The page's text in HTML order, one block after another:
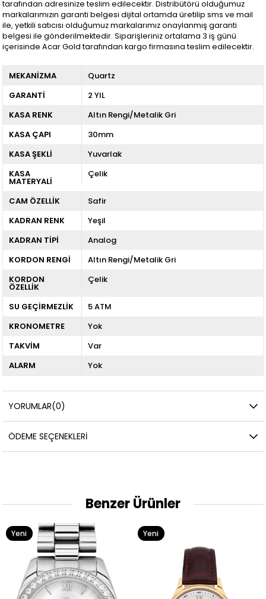
tarafından adresinize teslim edilecektir. Distribütörü olduğumuz
markalarımızın garanti belgesi dijital ortamda üretilip sms ve mail
ile, yetkili satıcısı olduğumuz markalarımız onaylanmış garanti
belgesi ile gönderilmektedir. Siparişleriniz ortalama 3 iş günü
içerisinde Acar Gold tarafından kargo firmasına teslim edilecektir.
MEKANİZMA
Quartz
GARANTİ
2 YIL
KASA RENK
Altın Rengi/Metalik Gri
KASA ÇAPI
30mm
KASA ŞEKLİ
Yuvarlak
KASA
MATERYALİ
Çelik
CAM ÖZELLİK
Safir
KADRAN RENK
Yeşil
KADRAN TİPİ
Analog
KORDON RENGİ
Altın Rengi/Metalik Gri
KORDON
ÖZELLİK
Çelik
SU GEÇİRMEZLİK
5 ATM
KRONOMETRE
Yok
TAKVİM
Var
ALARM
Yok
YORUMLAR(0)
ÖDEME SEÇENEKLERI
Benzer Ürünler
Yeni
Yeni